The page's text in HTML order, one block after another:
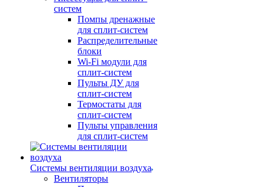
систем
Помпы дренажные
для сплит-систем
Распределительные
блоки
Wi-Fi модули для
сплит-систем
Пульты ДУ для
сплит-систем
Термостаты для
сплит-систем
Пульты управления
для сплит-систем
Системы вентиляции воздуха
Вентиляторы